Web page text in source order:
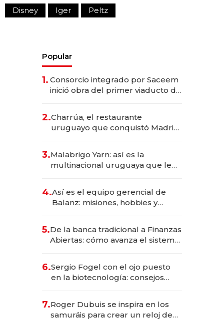
Disney Iger Peltz
Popular
1. Consorcio integrado por Saceem
inició obra del primer viaducto de
millones
2.Charrúa, el restaurante
uruguayo que conquistó Madrid:
anticipación y prepara apertura
3.Malabrigo Yarn: así es la
multinacional uruguaya que le
4.Así es el equipo gerencial de
Balanz: misiones, hobbies y
5.De la banca tradicional a Finanzas
Abiertas: cómo avanza el sistema
6.Sergio Fogel con el ojo puesto
en la biotecnología: consejos
rol de la IA
7.Roger Dubuis se inspira en los
samuráis para crear un reloj de